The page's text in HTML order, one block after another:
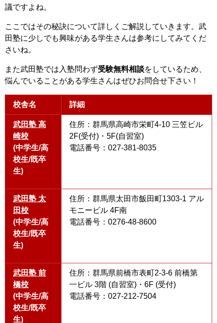
議ですよね。
ここではその秘訣について詳しくご解説していきます。武
田塾に少しでも興味がある学生さんは参考にしてみてくだ
さいね。
また武田塾では入塾問わず受験無料相談をしているため、
悩んでいることがある学生さんはぜひお問合せ下さい！
校舎名 詳細
武田塾 高
崎校
(中学生/高
校生/既卒
生)
住所：群馬県高崎市栄町4-10 三笠ビル
2F(受付)・5F(自習室)
電話番号：027-381-8035
武田塾 太
田校
(中学生/高
校生/既卒
生)
住所：群馬県太田市飯田町1303-1 アル
モニービル 4F南
電話番号：0276-48-8600
武田塾 前
橋校
(中学生/高
校生/既卒
生)
住所：群馬県前橋市表町2-3-6 前橋第
一ビル 3階 (自習室)・6F (受付)
電話番号：027-212-7504